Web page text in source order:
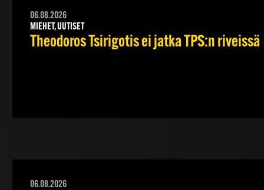
06.08.2026
MIEHET, UUTISET
Theodoros Tsirigotis ei jatka TPS:n riveissä
06.08.2026